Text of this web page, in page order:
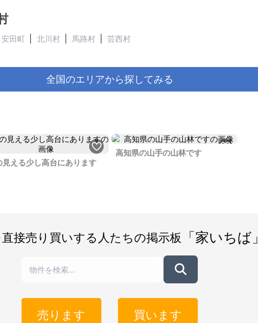
安田町 北川村 馬路村 芸西村
全国のエリアから探してみる
見える少し高台にあります
高知県の山手の山林です
接売り買いする人たちの掲示板 「家いちば」
売ります 買います